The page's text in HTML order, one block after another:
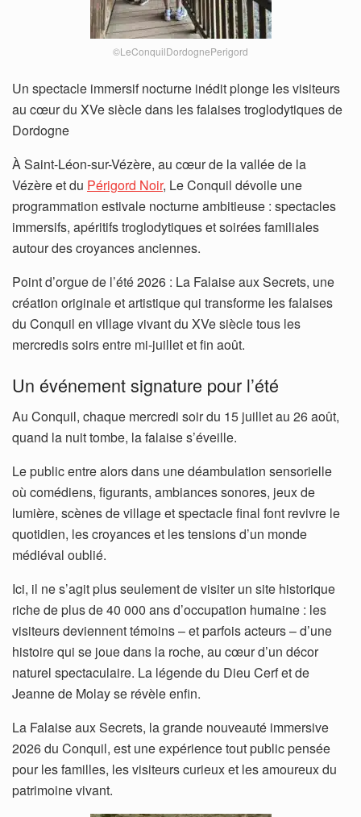
©LeConquilDordognePerigord
Un spectacle immersif nocturne inédit plonge les visiteurs
au cœur du XVe siècle dans les falaises troglodytiques de
Dordogne
À Saint-Léon-sur-Vézère, au cœur de la vallée de la
Vézère et du Périgord Noir, Le Conquil dévoile une
programmation estivale nocturne ambitieuse : spectacles
immersifs, apéritifs troglodytiques et soirées familiales
autour des croyances anciennes.
Point d’orgue de l’été 2026 : La Falaise aux Secrets, une
création originale et artistique qui transforme les falaises
du Conquil en village vivant du XVe siècle tous les
mercredis soirs entre mi-juillet et fin août.
Un événement signature pour l’été
Au Conquil, chaque mercredi soir du 15 juillet au 26 août,
quand la nuit tombe, la falaise s’éveille.
Le public entre alors dans une déambulation sensorielle
où comédiens, figurants, ambiances sonores, jeux de
lumière, scènes de village et spectacle final font revivre le
quotidien, les croyances et les tensions d’un monde
médiéval oublié.
Ici, il ne s’agit plus seulement de visiter un site historique
riche de plus de 40 000 ans d’occupation humaine : les
visiteurs deviennent témoins – et parfois acteurs – d’une
histoire qui se joue dans la roche, au cœur d’un décor
naturel spectaculaire. La légende du Dieu Cerf et de
Jeanne de Molay se révèle enfin.
La Falaise aux Secrets, la grande nouveauté immersive
2026 du Conquil, est une expérience tout public pensée
pour les familles, les visiteurs curieux et les amoureux du
patrimoine vivant.